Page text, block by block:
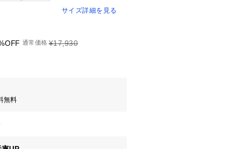
サイズ詳細を見る
通常価格 ¥17,930
無料